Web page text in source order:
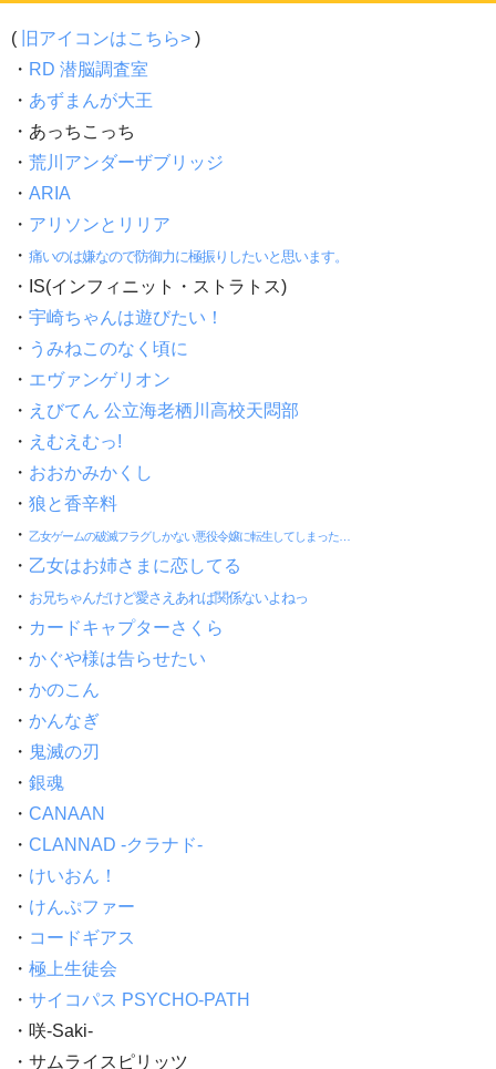
( 旧アイコンはこちら> )
・ RD 潜脳調査室
・ あずまんが大王
・あっちこっち
・ 荒川アンダーザブリッジ
・ ARIA
・ アリソンとリリア
・ 痛いのは嫌なので防御力に極振りしたいと思います。
・IS(インフィニット・ストラトス)
・ 宇崎ちゃんは遊びたい！
・ うみねこのなく頃に
・ エヴァンゲリオン
・ えびてん 公立海老栖川高校天悶部
・ えむえむっ!
・ おおかみかくし
・ 狼と香辛料
・ 乙女ゲームの破滅フラグしかない悪役令嬢に転生してしまった…
・ 乙女はお姉さまに恋してる
・ お兄ちゃんだけど愛さえあれば関係ないよねっ
・ カードキャプターさくら
・ かぐや様は告らせたい
・ かのこん
・ かんなぎ
・ 鬼滅の刃
・ 銀魂
・ CANAAN
・ CLANNAD -クラナド-
・ けいおん！
・ けんぷファー
・ コードギアス
・ 極上生徒会
・ サイコパス PSYCHO-PATH
・咲-Saki-
・サムライスピリッツ